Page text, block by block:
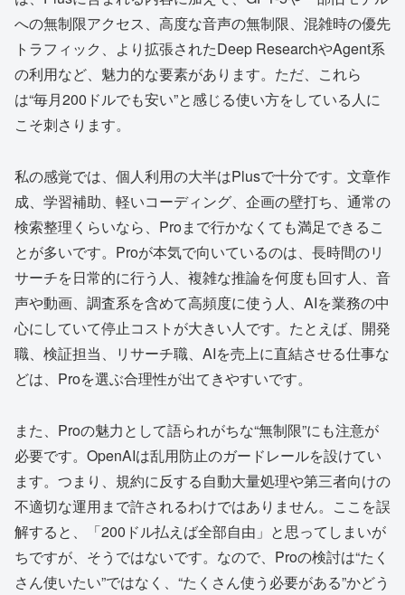
への無制限アクセス、高度な音声の無制限、混雑時の優先
トラフィック、より拡張されたDeep ResearchやAgent系
の利用など、魅力的な要素があります。ただ、これら
は“毎月200ドルでも安い”と感じる使い方をしている人に
こそ刺さります。
私の感覚では、個人利用の大半はPlusで十分です。文章作
成、学習補助、軽いコーディング、企画の壁打ち、通常の
検索整理くらいなら、Proまで行かなくても満足できるこ
とが多いです。Proが本気で向いているのは、長時間のリ
サーチを日常的に行う人、複雑な推論を何度も回す人、音
声や動画、調査系を含めて高頻度に使う人、AIを業務の中
心にしていて停止コストが大きい人です。たとえば、開発
職、検証担当、リサーチ職、AIを売上に直結させる仕事な
どは、Proを選ぶ合理性が出てきやすいです。
また、Proの魅力として語られがちな“無制限”にも注意が
必要です。OpenAIは乱用防止のガードレールを設けてい
ます。つまり、規約に反する自動大量処理や第三者向けの
不適切な運用まで許されるわけではありません。ここを誤
解すると、「200ドル払えば全部自由」と思ってしまいが
ちですが、そうではないです。なので、Proの検討は“たく
さん使いたい”ではなく、“たくさん使う必要がある”かどう